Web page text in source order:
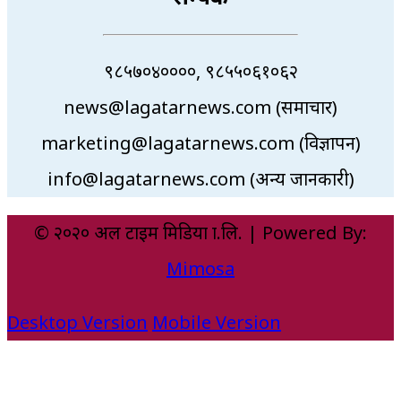
९८५७०४००००, ९८५५०६१०६२
news@lagatarnews.com (समाचार)
marketing@lagatarnews.com (विज्ञापन)
info@lagatarnews.com (अन्य जानकारी)
© २०२० अल टाइम मिडिया प्रा.लि. | Powered By:
Mimosa
Desktop Version Mobile Version